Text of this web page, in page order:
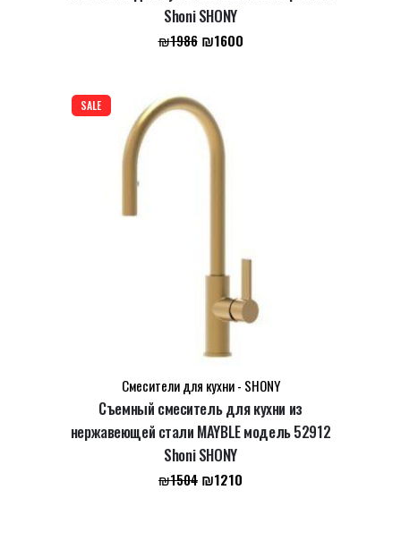
Shoni SHONY
₪1986 Первоначальная
₪1986.
₪1600Текущая
SALE
Смесители для кухни - SHONY
Съемный смеситель для кухни из
нержавеющей стали MAYBLE модель 52912
Shoni SHONY
₪1504 Первоначальная
₪1210